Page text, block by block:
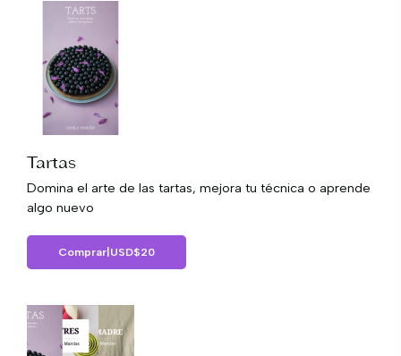
Tartas
Domina el arte de las tartas, mejora tu técnica o aprende
algo nuevo
Comprar USD$20